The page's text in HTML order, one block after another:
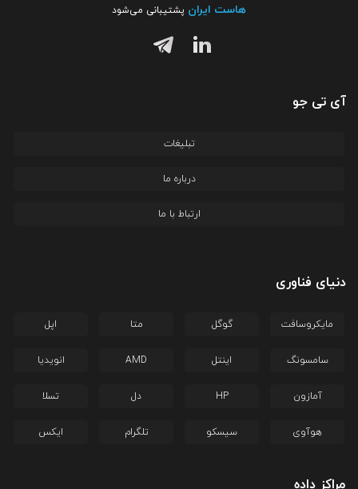
هاست ایران پشتیبانی می‌شود
آی تی جو
تبلیغات
درباره ما
ارتباط با ما
دنیای فناوری
مایکروسافت گوگل متا اپل
سامسونگ اینتل AMD انویدیا
آمازون HP دل تسلا
هوآوی سیسکو تلگرام ایکس
مراکز داده